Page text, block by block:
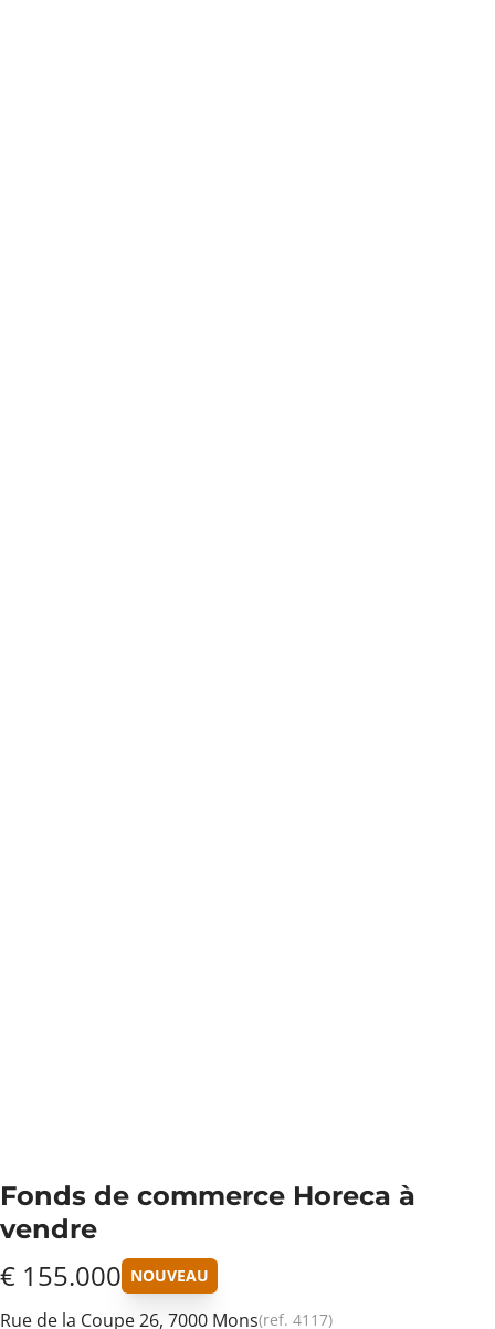
Fonds de commerce Horeca à
vendre
€ 155.000 NOUVEAU
Rue de la Coupe 26, 7000 Mons(ref. 4117)